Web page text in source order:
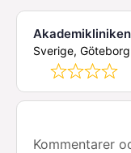
Sverige, Göteborg
Kommentarer